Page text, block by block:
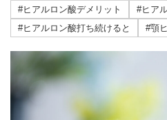
プライベートスキ
選ばれ
クリニックについて
#ヒアルロン酸デメリット
#ヒア
#ヒアルロン酸打ち続けると
#顎